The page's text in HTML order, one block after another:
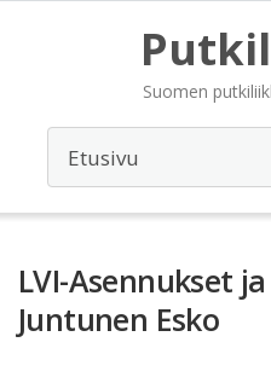
Suomen
LVI-Asennukset
Juntunen Esko